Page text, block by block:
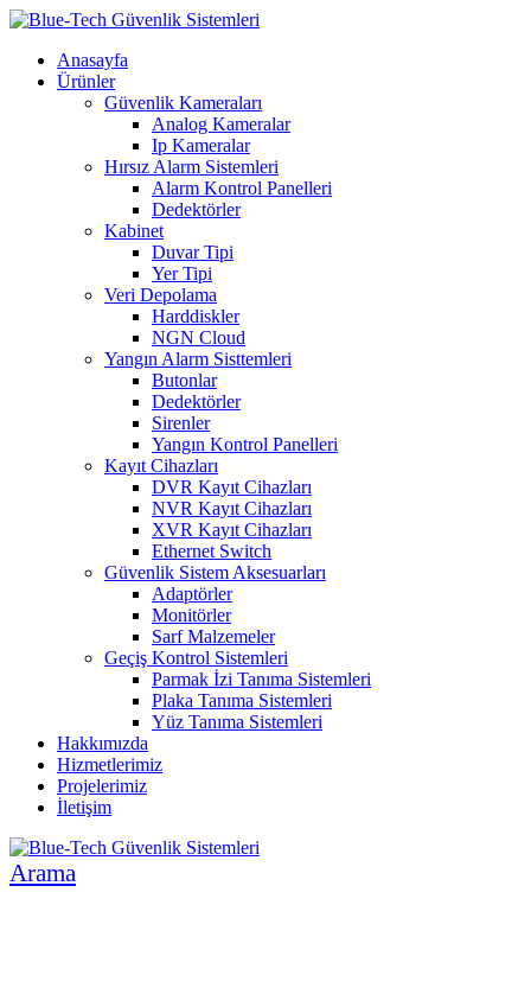
Anasayfa
Ürünler
Güvenlik Kameraları
Analog Kameralar
Ip Kameralar
Hırsız Alarm Sistemleri
Alarm Kontrol Panelleri
Dedektörler
Kabinet
Duvar Tipi
Yer Tipi
Veri Depolama
Harddiskler
NGN Cloud
Yangın Alarm Sisttemleri
Butonlar
Dedektörler
Sirenler
Yangın Kontrol Panelleri
Kayıt Cihazları
DVR Kayıt Cihazları
NVR Kayıt Cihazları
XVR Kayıt Cihazları
Ethernet Switch
Güvenlik Sistem Aksesuarları
Adaptörler
Monitörler
Sarf Malzemeler
Geçiş Kontrol Sistemleri
Parmak İzi Tanıma Sistemleri
Plaka Tanıma Sistemleri
Yüz Tanıma Sistemleri
Hakkımızda
Hizmetlerimiz
Projelerimiz
İletişim
Arama